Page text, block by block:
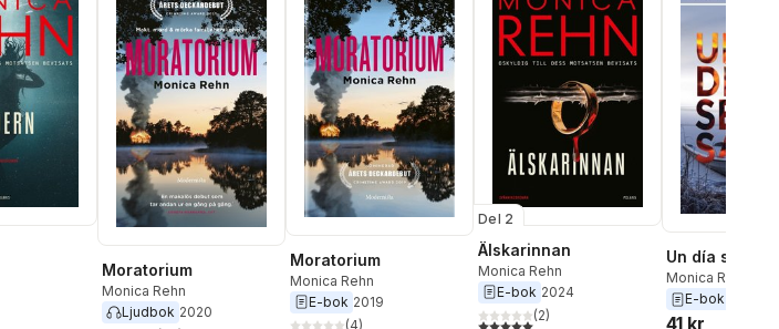
Moratorium
Monica Rehn
Ljudbok 2020
Moratorium
Monica Rehn
E-bok 2019
(4)
Del 2
Älskarinnan
Monica Rehn
E-bok 2024
5,0utav 5 stjärnor. Totalt antal röster:
(2)
Un día se
Monica Rehn
E-bok
41 kr